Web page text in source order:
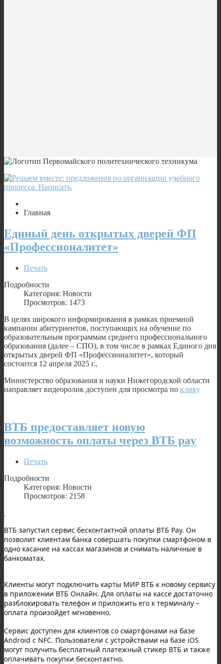
Главная
Единый день открытых дверей ФП
«Профессионалитет»
Печать
Подробности
Категория: Новости
Просмотров: 1473
В целях широкого информирования в рамках приемной
кампании абитуриентов, поступающих на обучение по
образовательным программам среднего профессионального
образования (далее – СПО), в том числе в рамках Единого дня
открытых дверей ФП «Профессионалитет», который
состоится 12 апреля 2025 г.,
Министерство образования и науки Нижегородской области
направляет видеоролик доступен для просмотра по клику
ВТБ предоставляет новую
возможность оплаты через ВТБ pay
Печать
Подробности
Категория: Новости
Просмотров: 2158
ВТБ запустил сервис бесконтактной оплаты ВТБ Pay. Он
позволит клиентам банка совершать покупки смартфоном в
одно касание на кассах магазинов и снимать наличные в
банкоматах.
Клиенты могут подключить карты МИР ВТБ к новому сервису
в приложении ВТБ Онлайн. Для оплаты на кассе достаточно
разблокировать телефон и приложить его к терминалу –
оплата произойдет мгновенно.
Сервис доступен для клиентов со смартфонами на базе
Android с NFC. Пользователи с устройствами на базе iOS
могут получить бесплатный платежный стикер ВТБ и также
оплачивать покупки бесконтактно.